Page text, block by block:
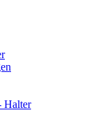
Halter